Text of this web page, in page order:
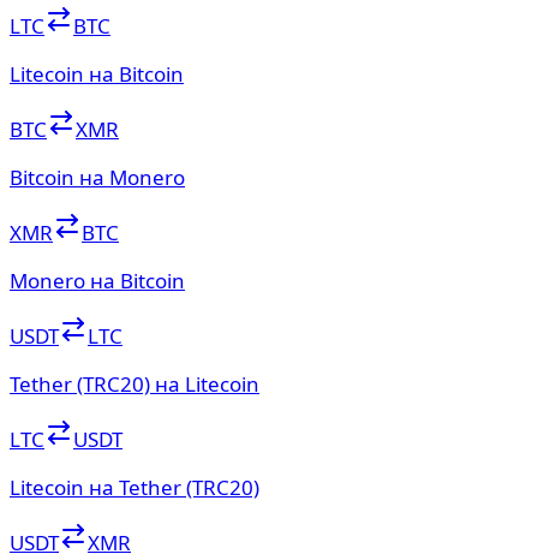
LTC
BTC
Litecoin на Bitcoin
BTC
XMR
Bitcoin на Monero
XMR
BTC
Monero на Bitcoin
USDT
LTC
Tether (TRC20) на Litecoin
LTC
USDT
Litecoin на Tether (TRC20)
USDT
XMR